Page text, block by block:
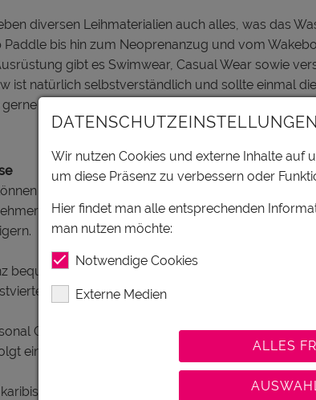
diversen Leihmaterialien auch alles, was das
Paddle bis hin zum Neoprenanzug und vom
gibt es Swimwear, Casual Wear sowie
ist natürlich selbstverständlich und sollte einmal
bestellt.
am Jetlake bei Anfängerkursen Wakeboarden
erhält einen Funkhelm, um auch am
bequem im Jetlake Shop ausleihen und durch die
See" mit dem SUP erkundet werden.
Coachings mit ausgebildeten Trainer*innen
eine individuelle Terminvereinbarung unter +43
weißen Sandstrands kommen
DATENSCHUTZEINSTELLUNGEN
Wir nutzen Cookies und externe Inhalte auf
um diese Präsenz zu verbessern oder
Hier findet man alle entsprechenden
man nutzen möchte:
Notwendige Cookies
Externe Medien
ALLES